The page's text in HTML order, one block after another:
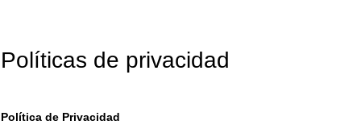
Políticas de privacidad
Política de Privacidad